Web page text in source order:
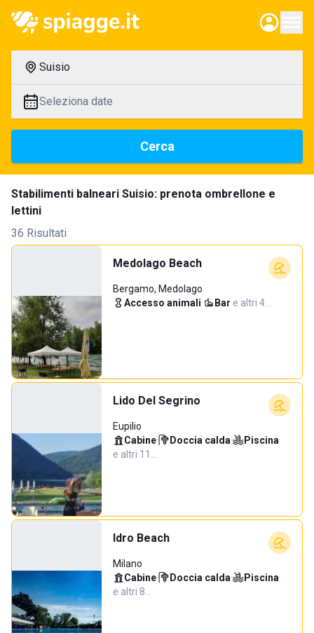
Suisio
Seleziona date
Cerca
Stabilimenti balneari Suisio: prenota ombrellone e
lettini
36 Risultati
Medolago Beach
Bergamo, Medolago
Accesso animali· Bar·e altri 4…
Lido Del Segrino
Eupilio
Cabine· Doccia calda· Piscina·
e altri 11…
Idro Beach
Milano
Cabine· Doccia calda· Piscina·
e altri 8…